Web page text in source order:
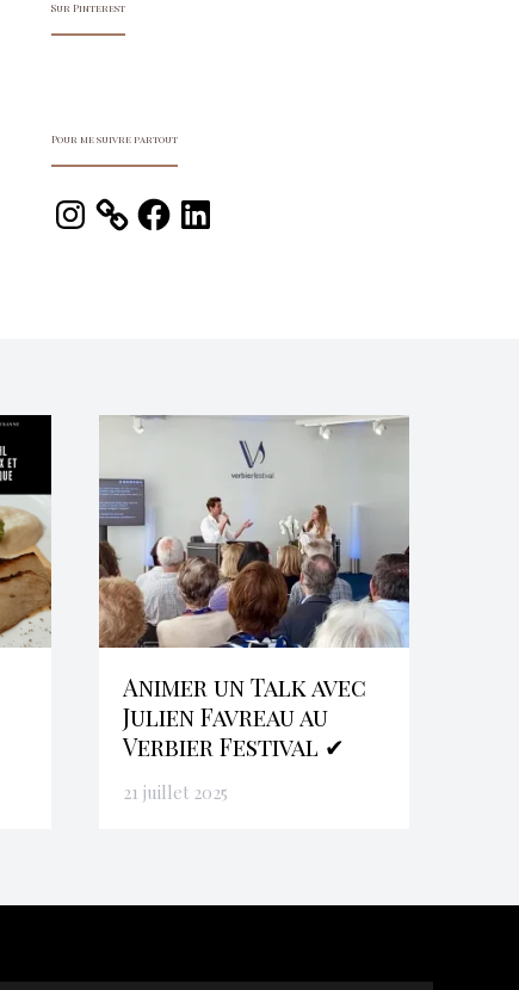
Sur Pinterest
Pour me suivre partout
Instagram FacebookLinkedIn
Animer un Talk avec
Julien Favreau au
Verbier Festival ✔
21 juillet 2025